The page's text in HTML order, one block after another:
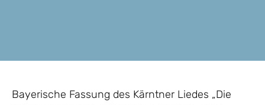
Bayerische Fassung des Kärntner Liedes „Die